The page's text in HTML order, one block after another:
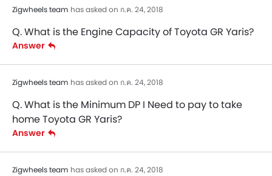
Zigwheels team has asked on ก.ค. 24, 2018
Q. What is the Engine Capacity of Toyota GR Yaris?
Answer
Zigwheels team has asked on ก.ค. 24, 2018
Q. What is the Minimum DP I Need to pay to take
home Toyota GR Yaris?
Answer
Zigwheels team has asked on ก.ค. 24, 2018